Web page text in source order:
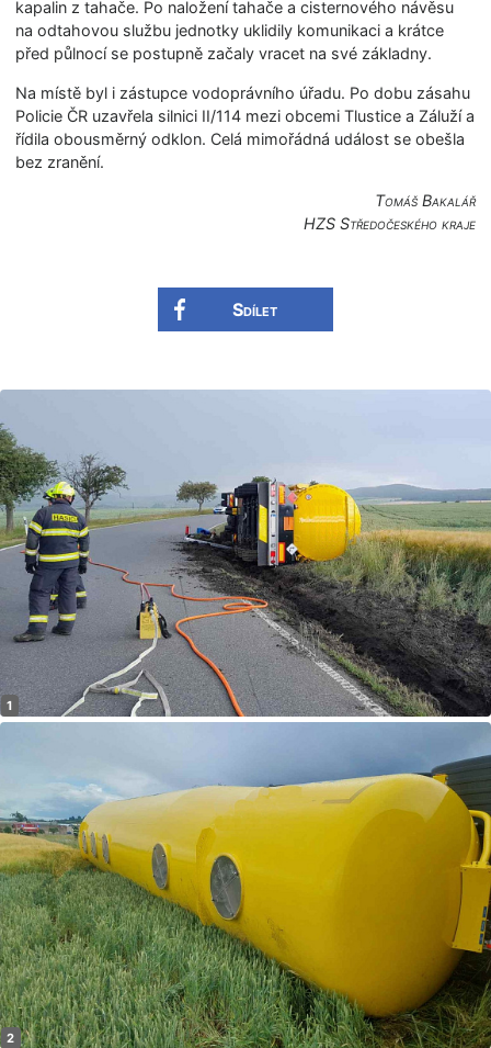
kapalin z tahače. Po naložení tahače a cisternového návěsu
na odtahovou službu jednotky uklidily komunikaci a krátce
před půlnocí se postupně začaly vracet na své základny.
Na místě byl i zástupce vodoprávního úřadu. Po dobu zásahu
Policie ČR uzavřela silnici II/114 mezi obcemi Tlustice a Záluží a
řídila obousměrný odklon. Celá mimořádná událost se obešla
bez zranění.
Tomáš Bakalář
HZS Středočeského kraje
Sdílet